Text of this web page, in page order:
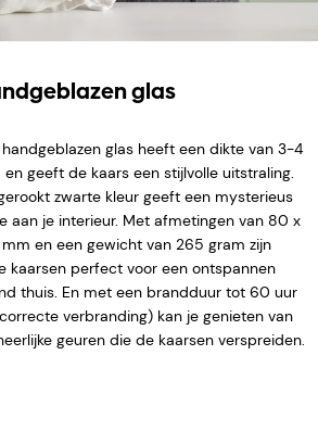
glas
glas heeft een dikte van 3-4
geeft de kaars een stijlvolle uitstraling.
zwarte kleur geeft een mysterieus
aan je interieur. Met afmetingen van 80 x
en een gewicht van 265 gram zijn
kaarsen perfect voor een ontspannen
thuis. En met een brandduur tot 60 uur
verbranding) kan je genieten van
geuren die de kaarsen verspreiden.